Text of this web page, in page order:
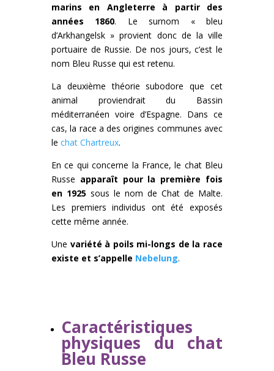
marins en Angleterre à partir des
années 1860. Le surnom « bleu
d’Arkhangelsk » provient donc de la ville
portuaire de Russie. De nos jours, c’est le
nom Bleu Russe qui est retenu.
La deuxième théorie subodore que cet
animal proviendrait du Bassin
méditerranéen voire d’Espagne. Dans ce
cas, la race a des origines communes avec
le chat Chartreux.
En ce qui concerne la France, le chat Bleu
Russe apparaît pour la première fois
en 1925 sous le nom de Chat de Malte.
Les premiers individus ont été exposés
cette même année.
Une variété à poils mi-longs de la race
existe et s’appelle Nebelung.
Caractéristiques
physiques du chat
Bleu Russe